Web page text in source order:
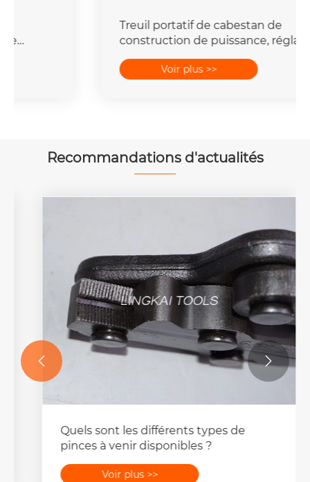
Treuil portatif de cabestan de
construction de puissance, réglage de
Polonais de grue treuil de 8 tonnes
Voir plus >>
Recommandations d'actualités
Quels sont les différents types de
pinces à venir disponibles ?
Voir plus >>
 